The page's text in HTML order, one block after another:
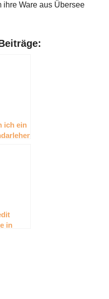
ihre Ware aus Übersee
ich ein
in